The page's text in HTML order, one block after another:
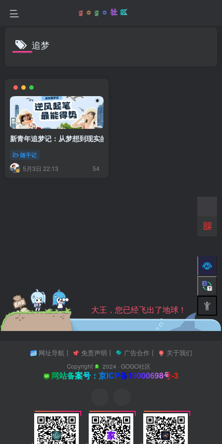
追梦
新青年追梦记：从梦想到现实的跨越
随手记
5月3日 22:13 54
大王，您已经飞出了地球！
网址导航 丨 免责声明 丨 广告合作丨 关于我们
Copyright 2024 ·GOGO社区
网站备案号：京ICP备19000698号-3